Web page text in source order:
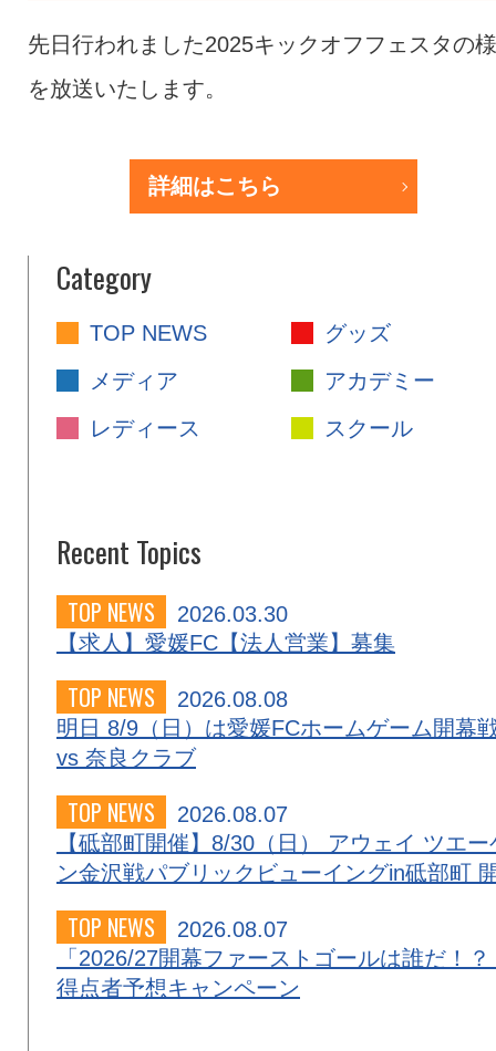
先日行われました2025キックオフフェスタの
を放送いたします。
詳細はこちら
Category
TOP NEWS
グッズ
メディア
アカデミー
レディース
スクール
Recent Topics
TOP NEWS
2026.03.30
【求人】愛媛FC【法人営業】募集
TOP NEWS
2026.08.08
明日 8/9（日）は愛媛FCホームゲーム開幕
vs 奈良クラブ
TOP NEWS
2026.08.07
【砥部町開催】8/30（日） アウェイ ツエー
ン金沢戦パブリックビューイングin砥部町
TOP NEWS
2026.08.07
「2026/27開幕ファーストゴールは誰だ！？
得点者予想キャンペーン